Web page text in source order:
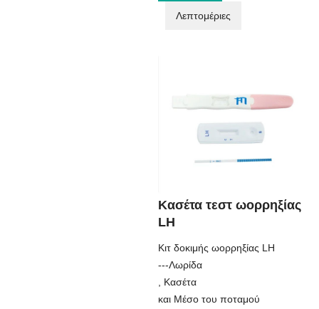
Λεπτομέριες
Κασέτα τεστ ωορρηξίας
LH
Κιτ δοκιμής ωορρηξίας LH
---Λωρίδα
, Κασέτα
και Μέσο του ποταμού